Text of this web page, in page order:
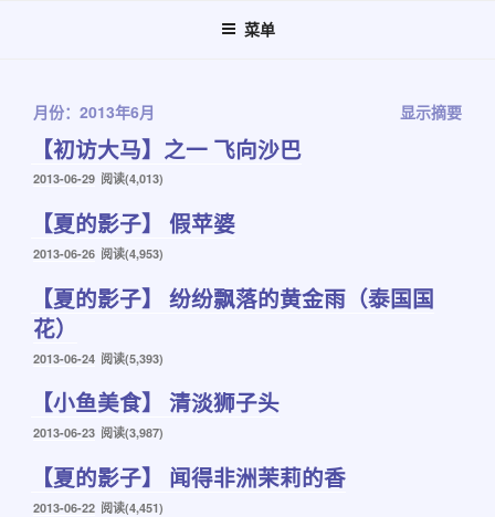
菜单
显示摘要
月份：2013年6月
【初访大马】之一 飞向沙巴
发
2013-06-29 阅读(4,013)
【夏的影子】 假苹婆
发
2013-06-26 阅读(4,953)
【夏的影子】 纷纷飘落的黄金雨（泰国国
花）
发
2013-06-24 阅读(5,393)
【小鱼美食】 清淡狮子头
发
2013-06-23 阅读(3,987)
【夏的影子】 闻得非洲茉莉的香
发
2013-06-22 阅读(4,451)